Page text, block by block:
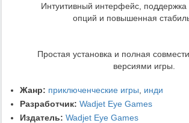
Интуитивный интерфейс, поддержка
опций и повышенная
Простая установка и полная
версиями игры.
Жанр: приключенческие игры
инди
Разработчик: Wadjet Eye Games
Издатель: Wadjet Eye Games